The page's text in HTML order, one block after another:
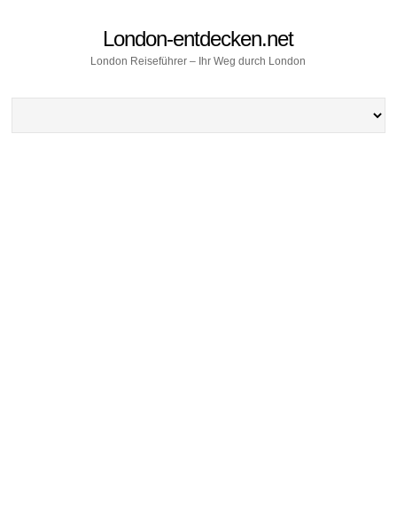
London-entdecken.net
London Reiseführer – Ihr Weg durch London